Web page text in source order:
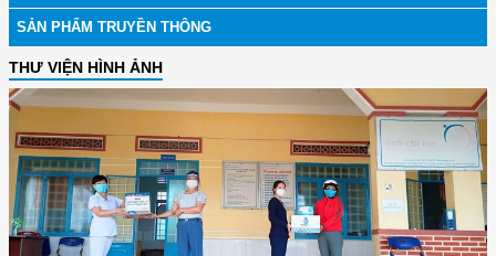
SẢN PHẨM TRUYỀN THÔNG
THƯ VIỆN HÌNH ẢNH